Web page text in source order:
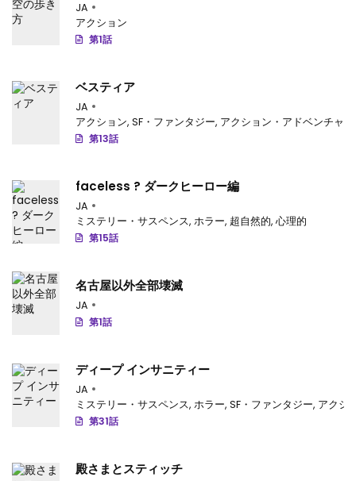
JA
アクション
第1話
ベスティア
JA
アクション, SF・ファンタジー, アクション・アドベンチャー
第13話
faceless ? ダークヒーロー編
JA
ミステリー・サスペンス, ホラー, 超自然的, 心理的
第15話
名古屋以外全部壊滅
JA
第1話
ディープ インサニティー
JA
ミステリー・サスペンス, ホラー, SF・ファンタジー, アクシ
第31話
殿さまとスティッチ